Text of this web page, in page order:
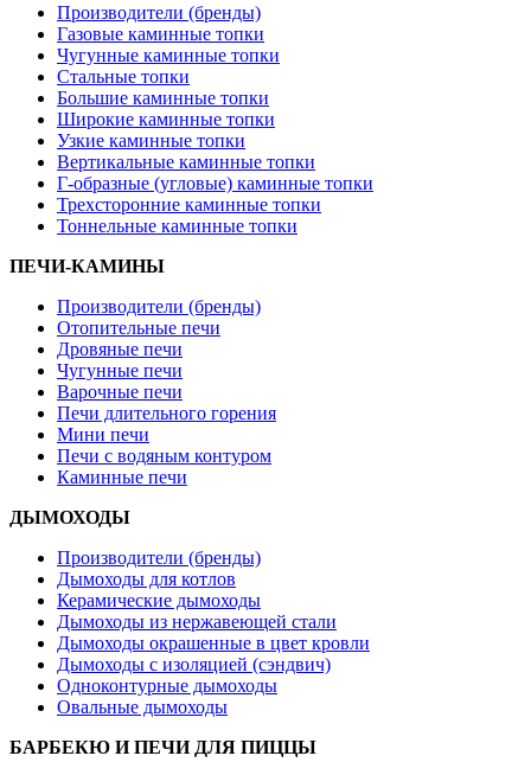
Производители (бренды)
Газовые каминные топки
Чугунные каминные топки
Стальные топки
Большие каминные топки
Широкие каминные топки
Узкие каминные топки
Вертикальные каминные топки
Г-образные (угловые) каминные топки
Трехсторонние каминные топки
Тоннельные каминные топки
ПЕЧИ-КАМИНЫ
Производители (бренды)
Отопительные печи
Дровяные печи
Чугунные печи
Варочные печи
Печи длительного горения
Мини печи
Печи с водяным контуром
Каминные печи
ДЫМОХОДЫ
Производители (бренды)
Дымоходы для котлов
Керамические дымоходы
Дымоходы из нержавеющей стали
Дымоходы окрашенные в цвет кровли
Дымоходы с изоляцией (сэндвич)
Одноконтурные дымоходы
Овальные дымоходы
БАРБЕКЮ И ПЕЧИ ДЛЯ ПИЦЦЫ